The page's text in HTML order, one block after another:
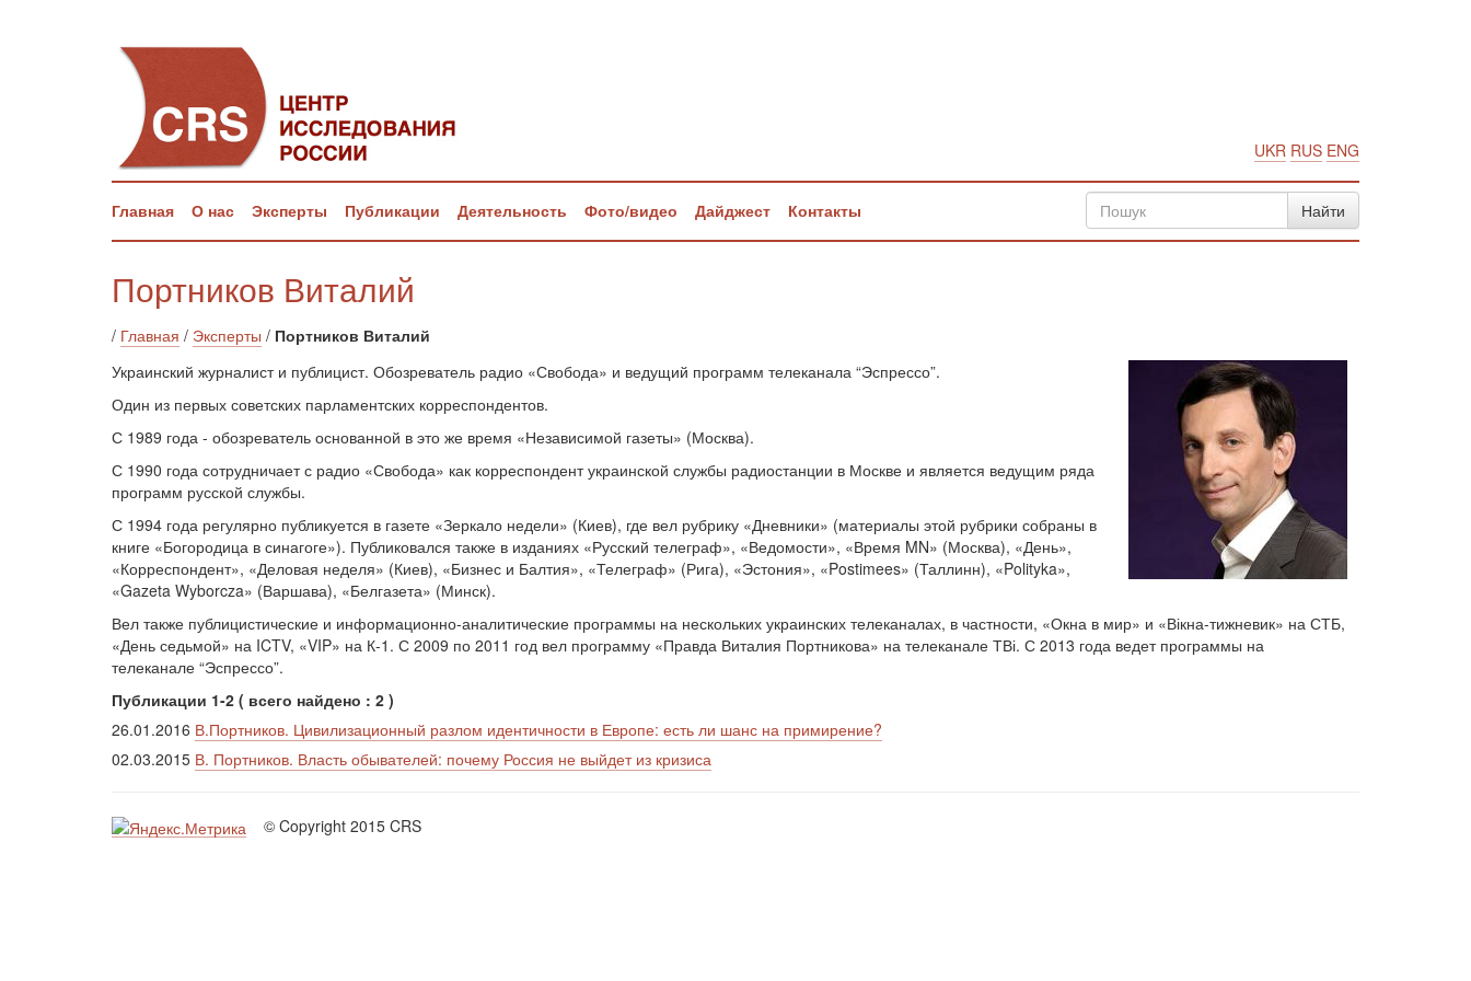
UKR RUS ENG
Главная О нас Эксперты Публикации Деятельность Фото/видео Дайджест Контакты
Портников Виталий
/ Главная / Эксперты / Портников Виталий
Украинский журналист и публицист. Обозреватель радио «Свобода» и ведущий программ телеканала “Эспрессо”.
Один из первых советских парламентских корреспондентов.
С 1989 года - обозреватель основанной в это же время «Независимой газеты» (Москва).
С 1990 года сотрудничает с радио «Свобода» как корреспондент украинской службы радиостанции в Москве и является ведущим ряда
программ русской службы.
С 1994 года регулярно публикуется в газете «Зеркало недели» (Киев), где вел рубрику «Дневники» (материалы этой рубрики собраны в
книге «Богородица в синагоге»). Публиковался также в изданиях «Русский телеграф», «Ведомости», «Время MN» (Москва), «День»,
«Корреспондент», «Деловая неделя» (Киев), «Бизнес и Балтия», «Телеграф» (Рига), «Эстония», «Postimees» (Таллинн), «Polityka»,
«Gazeta Wyborcza» (Варшава), «Белгазета» (Минск).
Вел также публицистические и информационно-аналитические программы на нескольких украинских телеканалах, в частности, «Окна в мир» и «Вікна-тижневик» на СТБ,
«День седьмой» на ICTV, «VIP» на К-1. С 2009 по 2011 год вел программу «Правда Виталия Портникова» на телеканале ТВі. С 2013 года ведет программы на
телеканале “Эспрессо”.
Публикации 1-2 ( всего найдено : 2 )
26.01.2016 В.Портников. Цивилизационный разлом идентичности в Европе: есть ли шанс на примирение?
02.03.2015 В. Портников. Власть обывателей: почему Россия не выйдет из кризиса
© Copyright 2015 CRS